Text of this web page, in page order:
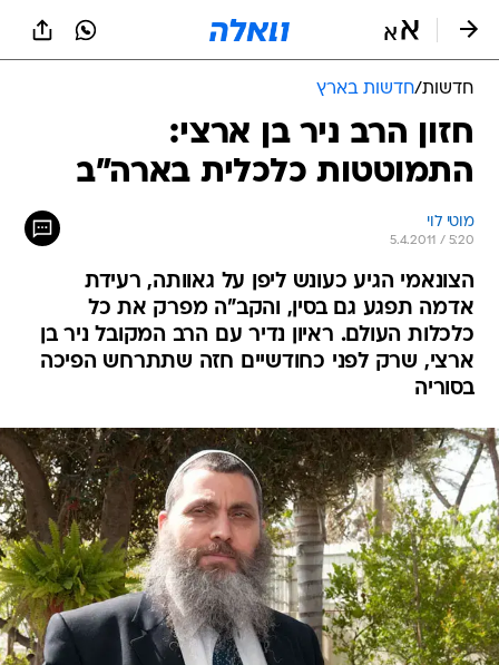
חדשות/חדשות בארץ
חזון הרב ניר בן ארצי:
התמוטטות כלכלית בארה"ב
מוטי לוי
5.4.2011 / 5:20
הצונאמי הגיע כעונש ליפן על גאוותה, רעידת
אדמה תפגע גם בסין, והקב"ה מפרק את כל
כלכלות העולם. ראיון נדיר עם הרב המקובל ניר בן
ארצי, שרק לפני כחודשיים חזה שתתרחש הפיכה
בסוריה